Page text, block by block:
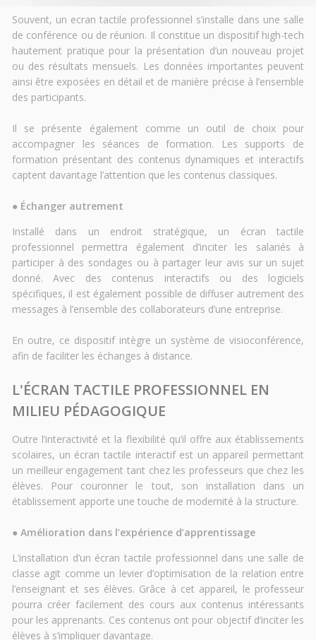
Souvent, un ecran tactile professionnel s’installe dans une salle
de conférence ou de réunion. Il constitue un dispositif high-tech
hautement pratique pour la présentation d’un nouveau projet
ou des résultats mensuels. Les données importantes peuvent
ainsi être exposées en détail et de manière précise à l’ensemble
des participants.
Il se présente également comme un outil de choix pour
accompagner les séances de formation. Les supports de
formation présentant des contenus dynamiques et interactifs
captent davantage l’attention que les contenus classiques.
● Échanger autrement
Installé dans un endroit stratégique, un écran tactile
professionnel permettra également d’inciter les salariés à
participer à des sondages ou à partager leur avis sur un sujet
donné. Avec des contenus interactifs ou des logiciels
spécifiques, il est également possible de diffuser autrement des
messages à l’ensemble des collaborateurs d’une entreprise.
En outre, ce dispositif intègre un système de visioconférence,
afin de faciliter les échanges à distance.
L'ÉCRAN TACTILE PROFESSIONNEL EN
MILIEU PÉDAGOGIQUE
Outre l’interactivité et la flexibilité qu’il offre aux établissements
scolaires, un écran tactile interactif est un appareil permettant
un meilleur engagement tant chez les professeurs que chez les
élèves. Pour couronner le tout, son installation dans un
établissement apporte une touche de modernité à la structure.
● Amélioration dans l’expérience d’apprentissage
L’installation d’un écran tactile professionnel dans une salle de
classe agit comme un levier d’optimisation de la relation entre
l’enseignant et ses élèves. Grâce à cet appareil, le professeur
pourra créer facilement des cours aux contenus intéressants
pour les apprenants. Ces contenus ont pour objectif d’inciter les
élèves à s’impliquer davantage.